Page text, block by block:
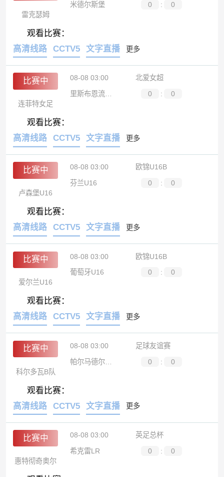
米德尔斯堡
0 :
0
雷克瑟姆
观看比赛：
高清线路
CCTV5 文字直播 更多
比赛中 08-08 03:00
北爱女超
里斯布恩流浪女足
0 :
0
连菲特女足
观看比赛：
高清线路
CCTV5 文字直播 更多
比赛中 08-08 03:00
欧锦U16B
芬兰U16
0 :
0
卢森堡U16
观看比赛：
高清线路
CCTV5 文字直播 更多
比赛中 08-08 03:00
欧锦U16B
葡萄牙U16
0 :
0
爱尔兰U16
观看比赛：
高清线路
CCTV5 文字直播 更多
比赛中 08-08 03:00
足球友谊赛
帕尔马德尔里奥
0 :
0
科尔多瓦B队
观看比赛：
高清线路
CCTV5 文字直播 更多
比赛中 08-08 03:00
英足总杯
希克雷LR
0 :
0
惠特彻奇奥尔